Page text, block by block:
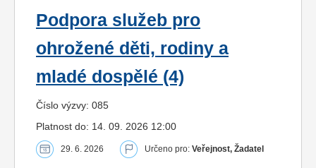
Podpora služeb pro
ohrožené děti, rodiny a
mladé dospělé (4)
Číslo výzvy: 085
Platnost do: 14. 09. 2026 12:00
29. 6. 2026 Určeno pro: Veřejnost, Žadatel